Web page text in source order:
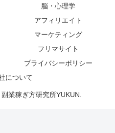
脳・心理学
アフィリエイト
マーケティング
フリマサイト
プライバシーポリシー
について
業稼ぎ方研究所YUKUN.